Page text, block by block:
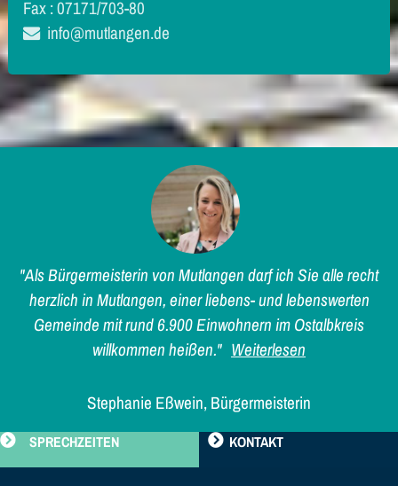
Fax : 07171/703-80
info@mutlangen.de
"Als Bürgermeisterin von Mutlangen darf ich Sie alle recht
herzlich in Mutlangen, einer liebens- und lebenswerten
Gemeinde mit rund 6.900 Einwohnern im Ostalbkreis
willkommen heißen." Weiterlesen
Stephanie Eßwein, Bürgermeisterin
SPRECHZEITEN KONTAKT